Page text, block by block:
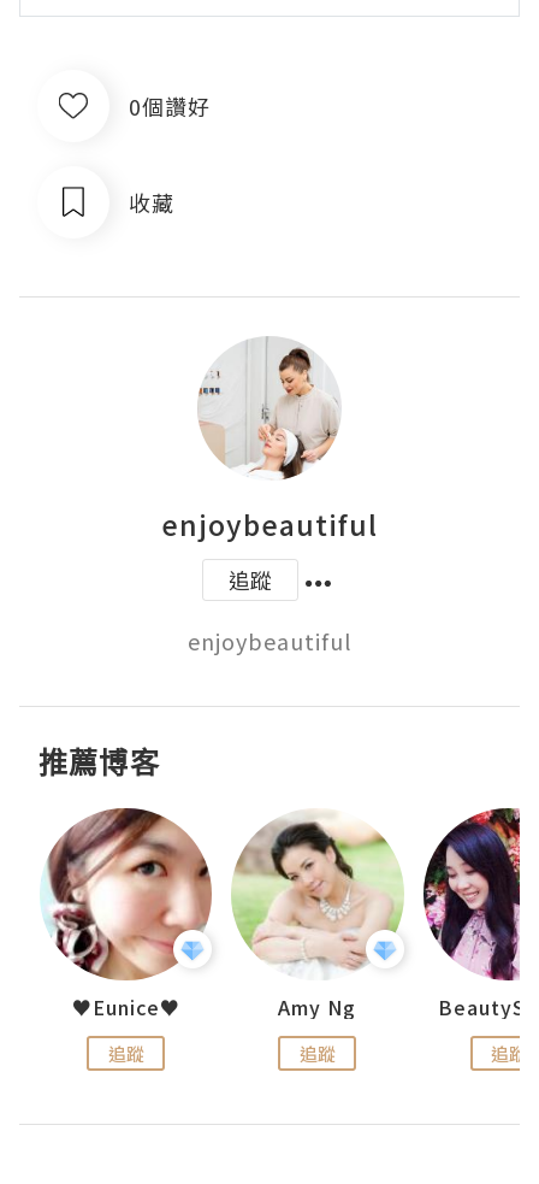
0個讚好
收藏
enjoybeautiful
追蹤
enjoybeautiful
推薦博客
♥Eunice♥
追蹤
Amy Ng
追蹤 追蹤